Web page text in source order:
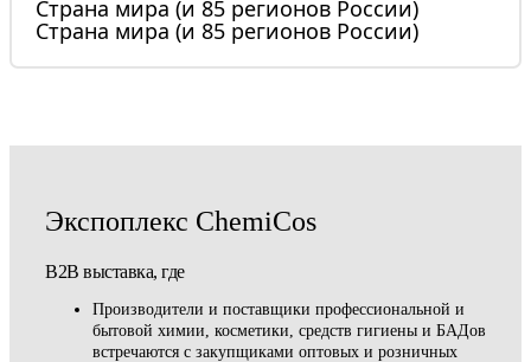
Страна мира (и 85 регионов России)
Страна мира (и 85 регионов России)
Экспоплекс ChemiCos
B2B выставка, где
Производители и поставщики профессиональной и
бытовой химии, косметики, средств гигиены и БАДов
встречаются с закупщиками оптовых и розничных